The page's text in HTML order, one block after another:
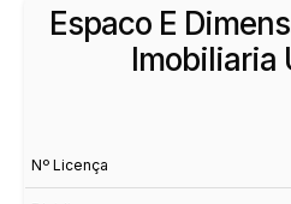
Espaco E
Imobiliaria
Nº Licença